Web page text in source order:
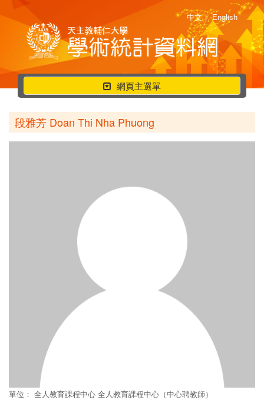
中文 | English
行
動
選
單
網頁主選單
段雅芳 Doan Thi Nha Phuong
單位： 全人教育課程中心 全人教育課程中心（中心聘教師）